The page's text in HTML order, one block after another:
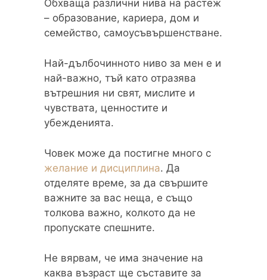
Обхваща различни нива на растеж
– образование, кариера, дом и
семейство, самоусъвършенстване.
Най-дълбочинното ниво за мен е и
най-важно, тъй като отразява
вътрешния ни свят, мислите и
чувствата, ценностите и
убежденията.
Човек може да постигне много с
желание и дисциплина. Да
отделяте време, за да свършите
важните за вас неща, е също
толкова важно, колкото да не
пропускате спешните.
Не вярвам, че има значение на
каква възраст ще съставите за